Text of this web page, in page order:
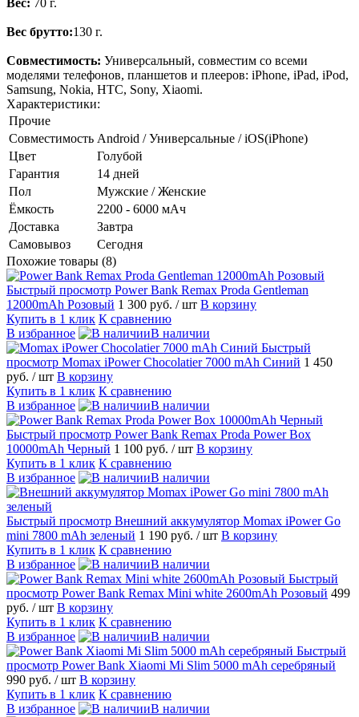
Вес: 70 г.
Вес брутто:130 г.
Совместимость: Универсальный, совместим со всеми
моделями телефонов, планшетов и плееров: iPhone, iPad, iPod,
Samsung, Nokia, HTC, Sony, Xiaomi.
Характеристики:
Прочие
Совместимость Android / Универсальные / iOS(iPhone)
Цвет
Голубой
Гарантия
14 дней
Пол
Мужские / Женские
Ёмкость
2200 - 6000 мАч
Доставка
Завтра
Самовывоз
Сегодня
Похожие товары (8)
Быстрый просмотр Power Bank Remax Proda Gentleman
12000mAh Розовый 1 300 руб. / шт В корзину
Купить в 1 клик К сравнению
В избранное
В наличии
Быстрый
просмотр Momax iPower Chocolatier 7000 mAh Синий 1 450
руб. / шт В корзину
Купить в 1 клик К сравнению
В избранное
В наличии
Быстрый просмотр Power Bank Remax Proda Power Box
10000mAh Черный 1 100 руб. / шт В корзину
Купить в 1 клик К сравнению
В избранное
В наличии
Быстрый просмотр Внешний аккумулятор Momax iPower Go
mini 7800 mAh зеленый 1 190 руб. / шт В корзину
Купить в 1 клик К сравнению
В избранное
В наличии
Быстрый
просмотр Power Bank Remax Mini white 2600mAh Розовый 499
руб. / шт В корзину
Купить в 1 клик К сравнению
В избранное
В наличии
Быстрый
просмотр Power Bank Xiaomi Mi Slim 5000 mAh серебряный
990 руб. / шт В корзину
Купить в 1 клик К сравнению
В избранное
В наличии